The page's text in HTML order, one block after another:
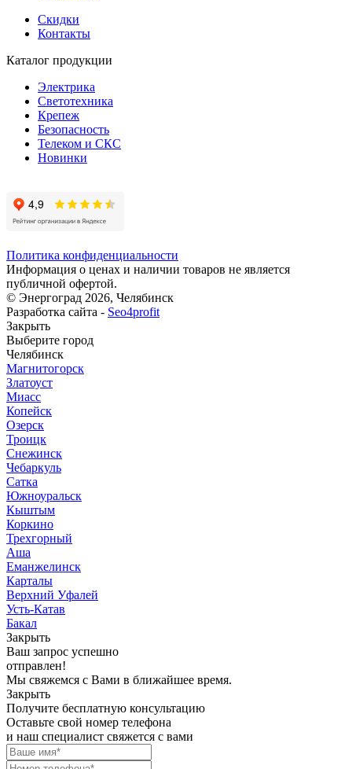
Скидки
Контакты
Каталог продукции
Электрика
Светотехника
Крепеж
Безопасность
Телеком и СКС
Новинки
Политика конфиденциальности
Информация о ценах и наличии товаров не является
публичной офертой.
© Энергоград 2026, Челябинск
Разработка сайта - Seo4profit
Закрыть
Выберите город
Челябинск
Магнитогорск
Златоуст
Миасс
Копейск
Озерск
Троицк
Снежинск
Чебаркуль
Сатка
Южноуральск
Кыштым
Коркино
Трехгорный
Аша
Еманжелинск
Карталы
Верхний Уфалей
Усть-Катав
Бакал
Закрыть
Ваш запрос успешно
отправлен!
Мы свяжемся с Вами в ближайшее время.
Закрыть
Получите бесплатную консультацию
Оставьте свой номер телефона
и наш специалист свяжется с вами